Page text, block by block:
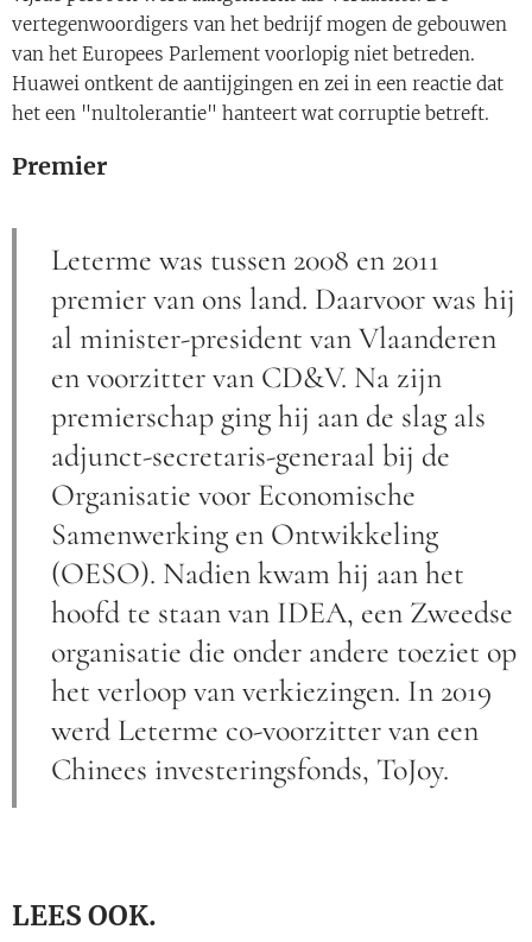
vertegenwoordigers van het bedrijf mogen de gebouwen
van het Europees Parlement voorlopig niet betreden.
Huawei ontkent de aantijgingen en zei in een reactie dat
het een "nultolerantie" hanteert wat corruptie betreft.
Premier
Leterme was tussen 2008 en 2011
premier van ons land. Daarvoor was hij
al minister-president van Vlaanderen
en voorzitter van CD&V. Na zijn
premierschap ging hij aan de slag als
adjunct-secretaris-generaal bij de
Organisatie voor Economische
Samenwerking en Ontwikkeling
(OESO). Nadien kwam hij aan het
hoofd te staan van IDEA, een Zweedse
organisatie die onder andere toeziet op
het verloop van verkiezingen. In 2019
werd Leterme co-voorzitter van een
Chinees investeringsfonds, ToJoy.
LEES OOK.